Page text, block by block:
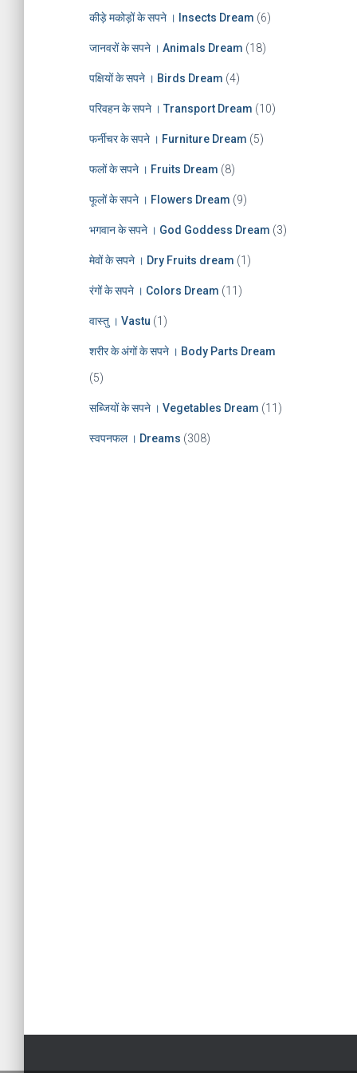
कीड़े मकोड़ों के सपने । Insects Dream (6)
जानवरों के सपने । Animals Dream (18)
पक्षियों के सपने । Birds Dream (4)
परिवहन के सपने । Transport Dream (10)
फर्नीचर के सपने । Furniture Dream (5)
फलों के सपने । Fruits Dream (8)
फूलों के सपने । Flowers Dream (9)
भगवान के सपने । God Goddess Dream (3)
मेवों के सपने । Dry Fruits dream (1)
रंगों के सपने । Colors Dream (11)
वास्तु । Vastu (1)
शरीर के अंगों के सपने । Body Parts Dream
(5)
सब्जियों के सपने । Vegetables Dream (11)
स्वपनफल । Dreams (308)